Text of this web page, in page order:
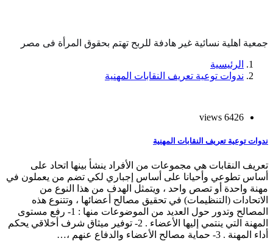
جمعية اهلية نسائية غير هادفة للربح تهتم بحقوق المرأة فى مصر
الرئيسية
ندوات توعية تعريف النقابات المهنية
6426 views
ندوات توعية تعريف النقابات المهنية
تعريف النقابات هي مجموعات من الأفراد ينشأ بينها اتحاد على
أساس تطوعي وأحيانا على أساس إجباري لكي تضم من يعملون في
مهنة واحدة أو تصص واحد ، ويتمثل الهدف من هذا النوع من
الاتحادات (التنظيمات) في تحقيق مصالح أعضائها ، وتتنوع هذه
المصالح وتدور حول العديد من الموضوعات منها : 1- رفع مستوى
المهنة التي ينتمي إليها الأعضاء . 2- توفير ميثاق شرف أخلاقي يحكم
أداء المهنة . 3- حماية مصالح الأعضاء والدفاع عنهم ،…